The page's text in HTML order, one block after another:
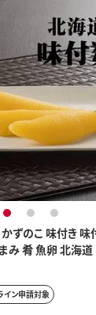
ずのこ 味付き 味
み 肴 魚卵 北海
1 2 3
イン申請対象